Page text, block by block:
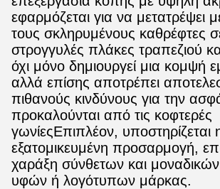
εφαρμόζεται για να μετατρέψει
τους σκληρυμένους καθρέφτες
στρογγυλές πλάκες τραπεζιού
όχι μόνο δημιουργεί μια κομψή
αλλά επίσης αποτρέπει
πιθανούς κινδύνους για την
προκαλούνται από τις κοφτερές
γωνίεςΕπιπλέον, υποστηρίζεται
εξατομικευμένη προσαρμογή,
χαράξη σύνθετων και
υφών ή λογότυπων μάρκας.